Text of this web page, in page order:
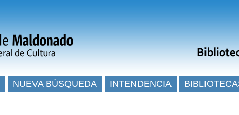
NUEVA BÚSQUEDA INTENDENCIA